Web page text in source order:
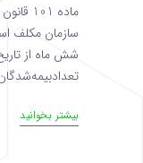
سازمان مکلف
شش ماه از
بیشتر بخوانید